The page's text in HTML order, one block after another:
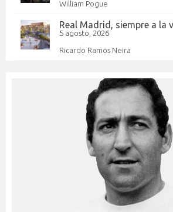
William Pogue
Real Madrid, siempre a la
5 agosto, 2026
Ricardo Ramos Neira